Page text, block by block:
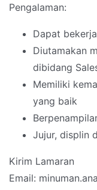
Pengalaman:
Dapat
Diutamakan
dibidang
Memiliki
yang baik
Jujur, displin
Kirim Lamaran
Email: